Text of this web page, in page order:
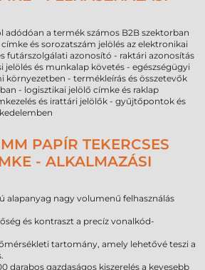
adódóan a termék számos B2B szektorban
és sorozatszám jelölés az elektronikai
futárszolgálati azonosító - raktári azonosítás
jelölés és munkalap követés - egészségügyi
- termékleírás és összetevők
- logisztikai jelölő címke és raklap
és irattári jelölők - gyűjtőpontok és
PAPÍR TEKERCSES
- ALKALMAZÁSI
alapanyag nagy volumenű felhasználás
és kontraszt a precíz vonalkód-
tartomány, amely lehetővé teszi a
darabos gazdaságos kiszerelés a kevesebb